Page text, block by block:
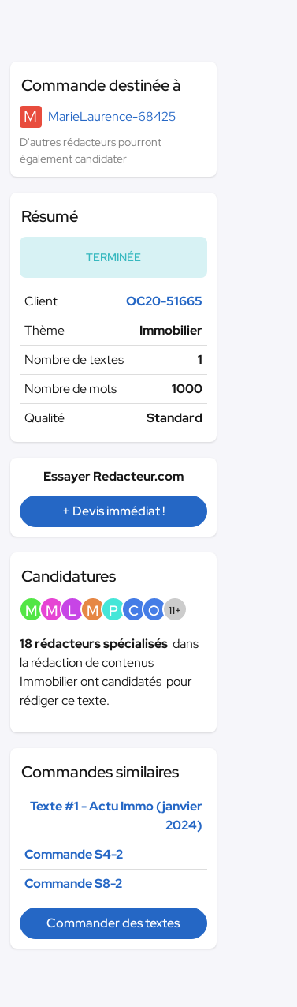
Commande destinée à
M
MarieLaurence-68425
D'autres rédacteurs pourront
également candidater
Résumé
TERMINÉE
Client
OC20-51665
Thème
Immobilier
Nombre de textes
1
Nombre de mots
1000
Qualité
Standard
Essayer Redacteur.com
+ Devis immédiat !
Candidatures
M M L M P C O 11+
18 rédacteurs spécialisés dans
la rédaction de contenus
Immobilier ont candidatés pour
rédiger ce texte.
Commandes similaires
Texte #1 - Actu Immo (janvier
2024)
Commande S4-2
Commande S8-2
Commander des textes